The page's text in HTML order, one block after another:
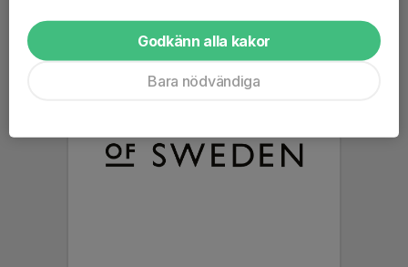
Godkänn alla kakor
Bara nödvändiga